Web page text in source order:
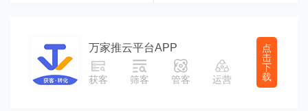
万家推云平台APP
获客 筛客 管客 运营
点
击
下
载